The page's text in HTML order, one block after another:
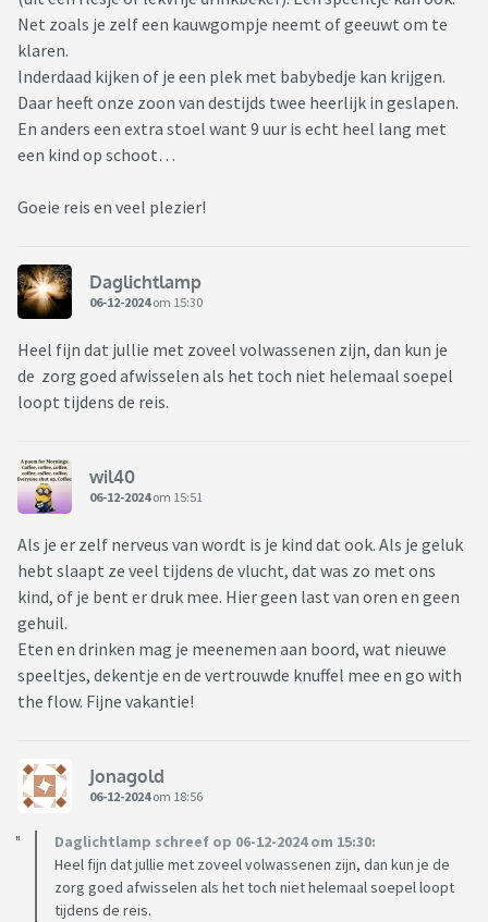
Net zoals je zelf een kauwgompje neemt of geeuwt om te
klaren.
Inderdaad kijken of je een plek met babybedje kan krijgen.
Daar heeft onze zoon van destijds twee heerlijk in geslapen.
En anders een extra stoel want 9 uur is echt heel lang met
een kind op schoot…
Goeie reis en veel plezier!
Daglichtlamp
06-12-2024om 15:30
Heel fijn dat jullie met zoveel volwassenen zijn, dan kun je
de zorg goed afwisselen als het toch niet helemaal soepel
loopt tijdens de reis.
wil40
06-12-2024om 15:51
Als je er zelf nerveus van wordt is je kind dat ook. Als je geluk
hebt slaapt ze veel tijdens de vlucht, dat was zo met ons
kind, of je bent er druk mee. Hier geen last van oren en geen
gehuil.
Eten en drinken mag je meenemen aan boord, wat nieuwe
speeltjes, dekentje en de vertrouwde knuffel mee en go with
the flow. Fijne vakantie!
Jonagold
06-12-2024om 18:56
Daglichtlamp schreef op 06-12-2024 om 15:30:
Heel fijn dat jullie met zoveel volwassenen zijn, dan kun je de
zorg goed afwisselen als het toch niet helemaal soepel loopt
tijdens de reis.